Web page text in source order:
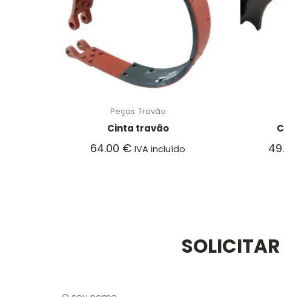
Peças Travão
Cinta travão
64.00 € IVA incluído